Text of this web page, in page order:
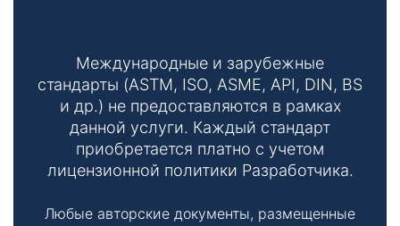
Международные и зарубежные
стандарты (ASTM, ISO, ASME, API, DIN, BS
и др.) не предоставляются в рамках
данной услуги. Каждый стандарт
приобретается платно с учетом
лицензионной политики Разработчика.
Любые авторские документы, размещенные